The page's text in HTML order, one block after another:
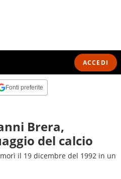
ACCEDI
Fonti preferite
Brera,
del calcio
il 19 dicembre del 1992 in un